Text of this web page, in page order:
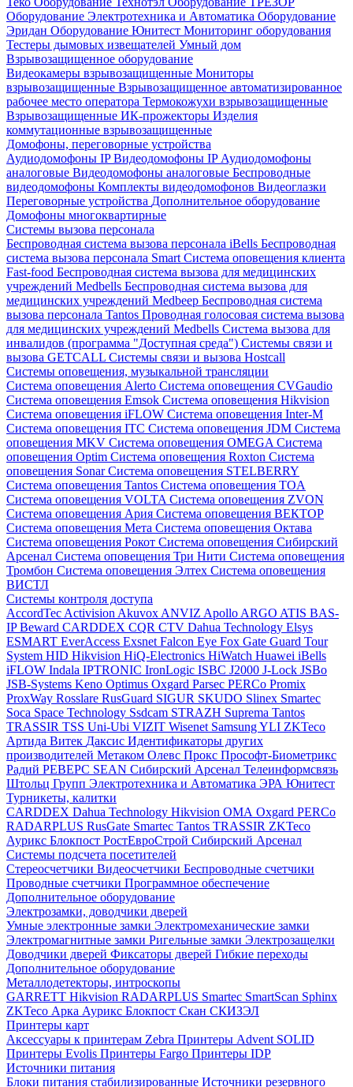
Оборудование Электротехника и Автоматика Оборудование
Эридан Оборудование Юнитест Мониторинг оборудования
Тестеры дымовых извещателей Умный дом
Взрывозащищенное оборудование
Видеокамеры взрывозащищенные Мониторы
взрывозащищенные Взрывозащищенное автоматизированное
рабочее место оператора Термокожухи взрывозащищенные
Взрывозащищенные ИК-прожекторы Изделия
коммутационные взрывозащищенные
Домофоны, переговорные устройства
Аудиодомофоны IPВидеодомофоны IP Аудиодомофоны
аналоговые Видеодомофоны аналоговые Беспроводные
видеодомофоны Комплекты видеодомофонов Видеоглазки
Переговорные устройства Дополнительное оборудование
Домофоны многоквартирные
Системы вызова персонала
Беспроводная система вызова персонала iBells Беспроводная
система вызова персонала Smart Система оповещения клиента
Fast-food Беспроводная система вызова для медицинских
учреждений Medbells Беспроводная система вызова для
медицинских учреждений Medbeep Беспроводная система
вызова персонала Tantos Проводная голосовая система вызова
для медицинских учреждений Medbells Система вызова для
инвалидов (программа "Доступная среда") Системы связи и
вызова GETCALL Системы связи и вызова Hostcall
Системы оповещения, музыкальной трансляции
Система оповещения Alerto Система оповещения CVGaudio
Система оповещения Emsok Система оповещения Hikvision
Система оповещения iFLOW Система оповещения Inter-M
Система оповещения ITC Система оповещения JDM Система
оповещения MKV Система оповещения OMEGA Система
оповещения Optim Система оповещения Roxton Система
оповещения SonarСистема оповещения STELBERRY
Система оповещения Tantos Система оповещения TOA
Система оповещения VOLTA Система оповещения ZVON
Система оповещения Ария Система оповещения ВЕКТОР
Система оповещения Мета Система оповещения Октава
Система оповещения Рокот Система оповещения Сибирский
Арсенал Система оповещения Три Нити Система оповещения
Тромбон Система оповещения Элтех Система оповещения
ВИСТЛ
Системы контроля доступа
AccordTec Activision Akuvox ANVIZ Apollo ARGO ATIS BAS-
IPBeward CARDDEX CQR CTV Dahua Technology Elsys
ESMART EverAccess Exsnet Falcon Eye Fox Gate Guard Tour
System HID Hikvision HiQ-Electronics HiWatch Huawei iBells
iFLOW Indala IPTRONIC IronLogic ISBC J2000 J-Lock JSBo
JSB-Systems Keno Optimus Oxgard Parsec PERCo Promix
ProxWay Rosslare RusGuard SIGUR SKUDO Slinex Smartec
Soca Space Technology Ssdcam STRAZH Suprema Tantos
TRASSIR TSS Uni-Ubi VIZIT Wisenet SamsungYLI ZKTeco
Артида Витек Даксис Идентификаторы других
производителей Метаком Олевс Прокс Прософт-Биометрикс
Радий РЕВЕРС SEAN Сибирский Арсенал Телеинформсвязь
Штольц Групп Электротехника и Автоматика ЭРА Юнитест
Турникеты, калитки
CARDDEX Dahua Technology Hikvision ОМА Oxgard PERCo
RADARPLUS RusGate Smartec Tantos TRASSIR ZKTeco
Аурикс Блокпост РостЕвроСтрой Сибирский Арсенал
Системы подсчета посетителей
Стереосчетчики Видеосчетчики Беспроводные счетчики
Проводные счетчики Программное обеспечение
Дополнительное оборудование
Электрозамки, доводчики дверей
Умные электронные замки Электромеханические замки
Электромагнитные замки Ригельные замки Электрозащелки
Доводчики дверей Фиксаторы дверей Гибкие переходы
Дополнительное оборудование
Металлодетекторы, интроскопы
GARRETT Hikvision RADARPLUS Smartec SmartScan Sphinx
ZKTeco Арка Аурикс Блокпост Скан СКИЗЭЛ
Принтеры карт
Аксессуары к принтерам Zebra Принтеры Advent SOLID
Принтеры Evolis Принтеры Fargo Принтеры IDP
Источники питания
Блоки питания стабилизированные Источники резервного